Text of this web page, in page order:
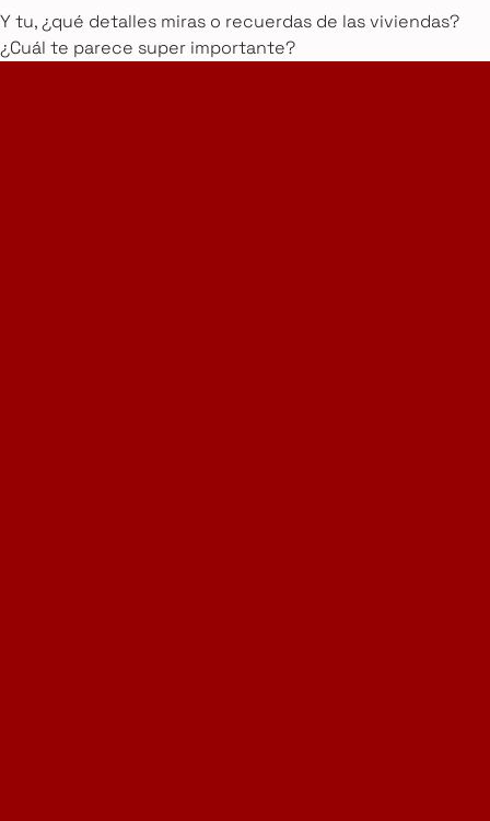
Y tu, ¿qué detalles miras o recuerdas de las viviendas?
¿Cuál te parece super importante?